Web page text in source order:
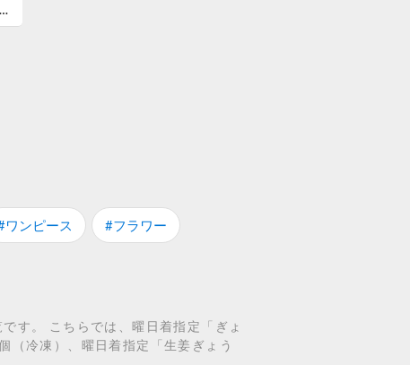
曜日着指定「ぎょうざ」24個＋「生姜ぎょうざ」24個セット（冷凍）
ワンピース #フラワー
す。 こちらでは、曜日着指定「ぎょ
（冷凍）、曜日着指定「生姜ぎょう